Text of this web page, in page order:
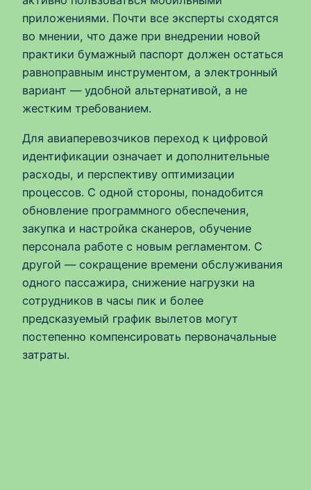
приложениями. Почти все эксперты сходятся
во мнении, что даже при внедрении новой
практики бумажный паспорт должен остаться
равноправным инструментом, а электронный
вариант — удобной альтернативой, а не
жестким требованием.
Для авиаперевозчиков переход к цифровой
идентификации означает и дополнительные
расходы, и перспективу оптимизации
процессов. С одной стороны, понадобится
обновление программного обеспечения,
закупка и настройка сканеров, обучение
персонала работе с новым регламентом. С
другой — сокращение времени обслуживания
одного пассажира, снижение нагрузки на
сотрудников в часы пик и более
предсказуемый график вылетов могут
постепенно компенсировать первоначальные
затраты.